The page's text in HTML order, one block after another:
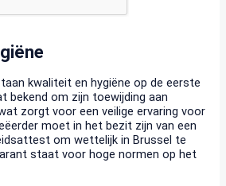
kwaliteit en hygiëne op de eerste
bekend om zijn toewijding aan
zorgt voor een veilige ervaring voor
moet in het bezit zijn van een
om wettelijk in Brussel te
staat voor hoge normen op het